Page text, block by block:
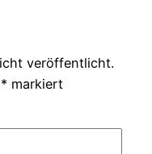
veröffentlicht.
* markiert